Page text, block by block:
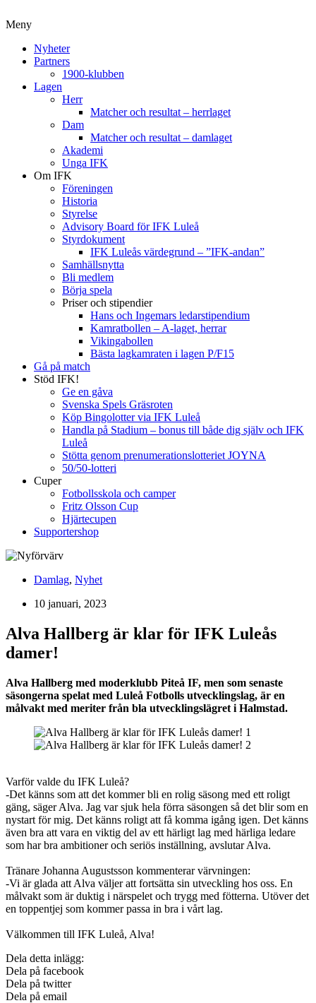
Meny
Nyheter
Partners
1900-klubben
Lagen
Herr
Matcher och resultat – herrlaget
Dam
Matcher och resultat – damlaget
Akademi
Unga IFK
Om IFK
Föreningen
Historia
Styrelse
Advisory Board för IFK Luleå
Styrdokument
IFK Luleås värdegrund – ”IFK-andan”
Samhällsnytta
Bli medlem
Börja spela
Priser och stipendier
Hans och Ingemars ledarstipendium
Kamratbollen – A-laget, herrar
Vikingabollen
Bästa lagkamraten i lagen P/F15
Gå på match
Stöd IFK!
Ge en gåva
Svenska Spels Gräsroten
Köp Bingolotter via IFK Luleå
Handla på Stadium – bonus till både dig själv och IFK
Luleå
Stötta genom prenumerationslotteriet JOYNA
50/50-lotteri
Cuper
Fotbollsskola och camper
Fritz Olsson Cup
Hjärtecupen
Supportershop
Damlag, Nyhet
10 januari, 2023
Alva Hallberg är klar för IFK Luleås
damer!
Alva Hallberg med moderklubb Piteå IF, men som senaste
säsongerna spelat med Luleå Fotbolls utvecklingslag, är en
målvakt med meriter från bla utvecklingslägret i Halmstad.
Varför valde du IFK Luleå?
-Det känns som att det kommer bli en rolig säsong med ett roligt
gäng, säger Alva. Jag var sjuk hela förra säsongen så det blir som en
nystart för mig. Det känns roligt att få komma igång igen. Det känns
även bra att vara en viktig del av ett härligt lag med härliga ledare
som har bra ambitioner och seriös inställning, avslutar Alva.
Tränare Johanna Augustsson kommenterar värvningen:
-Vi är glada att Alva väljer att fortsätta sin utveckling hos oss. En
målvakt som är duktig i närspelet och trygg med fötterna. Utöver det
en toppentjej som kommer passa in bra i vårt lag.
Välkommen till IFK Luleå, Alva!
Dela detta inlägg:
Dela på facebook
Dela på twitter
Dela på email